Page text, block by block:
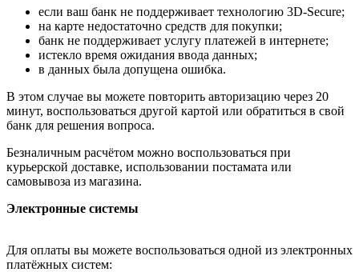
если ваш банк не поддерживает технологию 3D-Secure;
на карте недостаточно средств для покупки;
банк не поддерживает услугу платежей в интернете;
истекло время ожидания ввода данных;
в данных была допущена ошибка.
В этом случае вы можете повторить авторизацию через 20
минут, воспользоваться другой картой или обратиться в свой
банк для решения вопроса.
Безналичным расчётом можно воспользоваться при
курьерской доставке, использовании постамата или
самовывоза из магазина.
Электронные системы
Для оплаты вы можете воспользоваться одной из электронных
платёжных систем: